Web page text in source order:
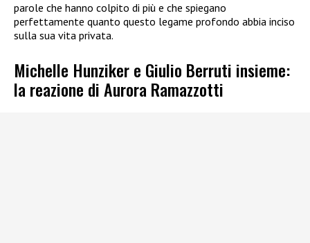
parole che hanno colpito di più e che spiegano
perfettamente quanto questo legame profondo abbia inciso
sulla sua vita privata.
Michelle Hunziker e Giulio Berruti insieme:
la reazione di Aurora Ramazzotti